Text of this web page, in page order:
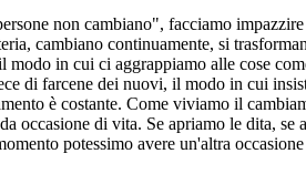
non cambiano", facciamo
cambiano continuamente, si
modo in cui ci aggrappiamo alle cose
di farcene dei nuovi, il modo in cui
è costante. Come viviamo il
occasione di vita. Se apriamo le dita,
potessimo avere un'altra